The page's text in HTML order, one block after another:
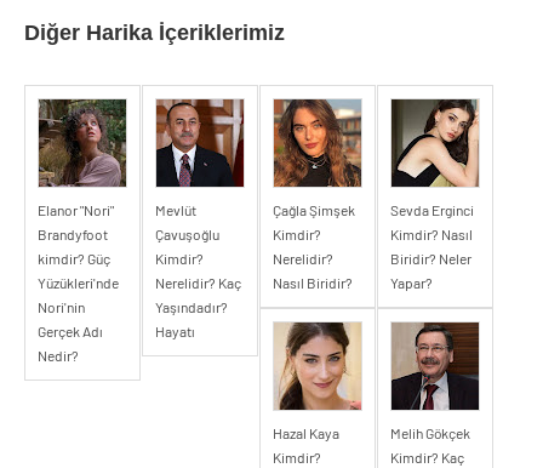
Diğer Harika İçeriklerimiz
Elanor "Nori"
Brandyfoot
kimdir? Güç
Yüzükleri'nde
Nori'nin
Gerçek Adı
Nedir?
Mevlüt
Çavuşoğlu
Kimdir?
Nerelidir? Kaç
Yaşındadır?
Hayatı
Çağla Şimşek
Kimdir?
Nerelidir?
Nasıl Biridir?
Sevda Erginci
Kimdir? Nasıl
Biridir? Neler
Yapar?
Hazal Kaya
Kimdir?
Melih Gökçek
Kimdir? Kaç